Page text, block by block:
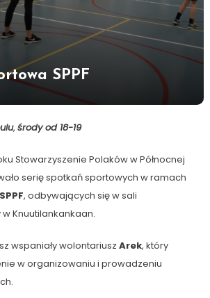
SPPF
, środy od 18-19
Stowarzyszenie Polaków w Północnej
serię spotkań sportowych w ramach
, odbywających się w sali
Knuutilankankaan.
wspaniały wolontariusz Arek, który
w organizowaniu i prowadzeniu